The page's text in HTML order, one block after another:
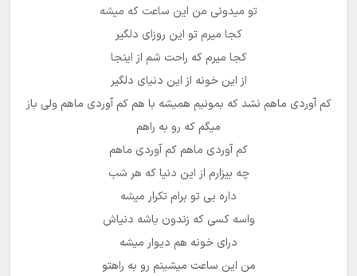
تو میدونی من این ساعت که میشه
کجا میرم تو این روزای دلگیر
کجا میرم که راحت شم از اینجا
از این خونه از این دنیای دلگیر
کم آوردی ماهم نشد که بمونیم همیشه با هم کم آوردی ماهم ولی باز
میگم که رو به راهم
کم آوردی ماهم کم آوردی ماهم
چه بیزارم از این دنیا که هر شب
داره بی تو برام تکرار میشه
واسه کسی که زندون باشه دنیاش
درای خونه هم دیوار میشه
من این ساعت میشینم رو به راهتو